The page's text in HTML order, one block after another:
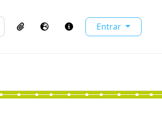
Busque na página de navegação
ClipboardIdioma Atalhos Entrar